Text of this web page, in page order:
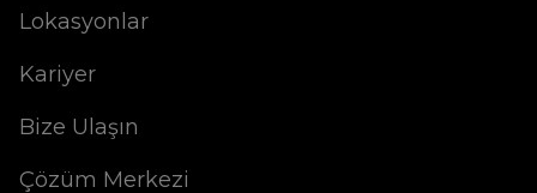
Lokasyonlar
Kariyer
Bize Ulaşın
Çözüm Merkezi